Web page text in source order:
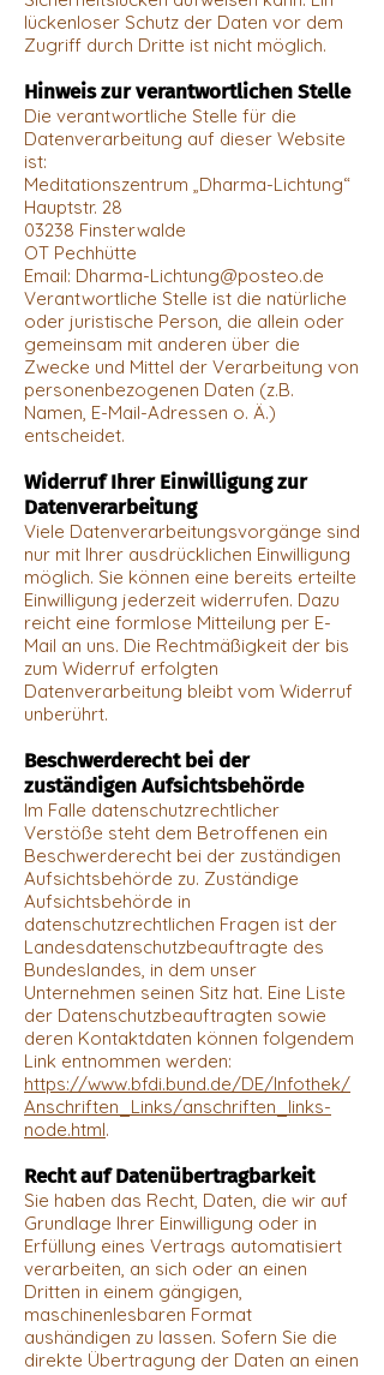
lückenloser Schutz der Daten vor dem
Zugriff durch Dritte ist nicht möglich.
Hinweis zur verantwortlichen Stelle
Die verantwortliche Stelle für die
Datenverarbeitung auf dieser Website
ist:
Meditationszentrum „Dharma-Lichtung“
Hauptstr. 28
03238 Finsterwalde
OT Pechhütte
Email: Dharma-Lichtung@posteo.de
Verantwortliche Stelle ist die natürliche
oder juristische Person, die allein oder
gemeinsam mit anderen über die
Zwecke und Mittel der Verarbeitung von
personenbezogenen Daten (z.B.
Namen, E-Mail-Adressen o. Ä.)
entscheidet.
Widerruf Ihrer Einwilligung zur
Datenverarbeitung
Viele Datenverarbeitungsvorgänge sind
nur mit Ihrer ausdrücklichen Einwilligung
möglich. Sie können eine bereits erteilte
Einwilligung jederzeit widerrufen. Dazu
reicht eine formlose Mitteilung per E-
Mail an uns. Die Rechtmäßigkeit der bis
zum Widerruf erfolgten
Datenverarbeitung bleibt vom Widerruf
unberührt.
Beschwerderecht bei der
zuständigen Aufsichtsbehörde
Im Falle datenschutzrechtlicher
Verstöße steht dem Betroffenen ein
Beschwerderecht bei der zuständigen
Aufsichtsbehörde zu. Zuständige
Aufsichtsbehörde in
datenschutzrechtlichen Fragen ist der
Landesdatenschutzbeauftragte des
Bundeslandes, in dem unser
Unternehmen seinen Sitz hat. Eine Liste
der Datenschutzbeauftragten sowie
deren Kontaktdaten können folgendem
Link entnommen werden:
https://www.bfdi.bund.de/DE/Infothek/
Anschriften_Links/anschriften_links-
node.html.
Recht auf Datenübertragbarkeit
Sie haben das Recht, Daten, die wir auf
Grundlage Ihrer Einwilligung oder in
Erfüllung eines Vertrags automatisiert
verarbeiten, an sich oder an einen
Dritten in einem gängigen,
maschinenlesbaren Format
aushändigen zu lassen. Sofern Sie die
direkte Übertragung der Daten an einen